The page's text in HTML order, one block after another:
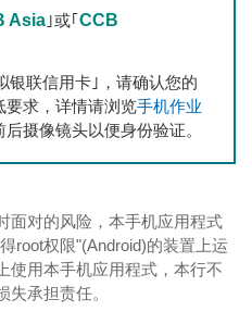
Asia ｣或｢CCB
银联信用卡｣，请确认您的
要求，详情请浏览手机作业
后摄像镜头以便身份验证。
面对的风险，本手机应用程式
root权限"(Android)的装置上运
使用本手机应用程式，本行不
承担责任。